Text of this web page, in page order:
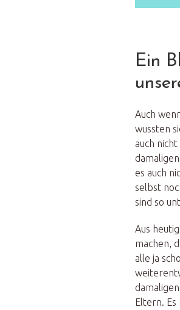
Ein
Auch
wussten
auch
es auch
selbst
sind so
Aus
machen,
alle ja
Eltern. Es